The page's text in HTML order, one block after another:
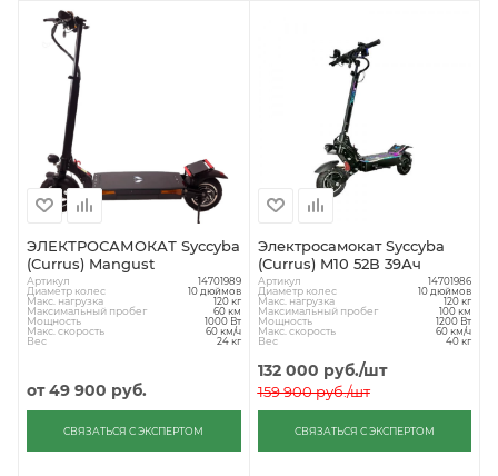
ЭЛЕКТРОСАМОКАТ Syccyba
(Currus) Mangust
Артикул 14701989
Диаметр колес 10 дюймов
Макс. нагрузка 120 кг
Максимальный пробег 60 км
Мощность 1000 Вт
Макс. скорость 60 км/ч
Вес 24 кг
от49 900 руб.
СВЯЗАТЬСЯ С ЭКСПЕРТОМ
Электросамокат Syccyba
(Currus) M10 52В 39Ач
Артикул 14701986
Диаметр колес 10 дюймов
Макс. нагрузка 120 кг
Максимальный пробег 100 км
Мощность 1200 Вт
Макс. скорость 60 км/ч
Вес 40 кг
132 000 руб./шт
159 900руб./шт
СВЯЗАТЬСЯ С ЭКСПЕРТОМ